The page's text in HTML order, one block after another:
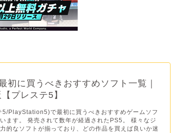
初に買うべきおすすめソフト一覧｜
プレステ5】
5/PlayStation5)で最初に買うべきおすすめゲームソフ
ます。 発売されて数年が経過されたPS5。 様々なジ
的なソフトが揃っており、どの作品を買えば良いか迷